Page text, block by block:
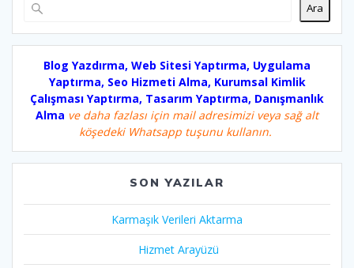
Ara
Blog Yazdırma, Web Sitesi Yaptırma, Uygulama
Yaptırma, Seo Hizmeti Alma, Kurumsal Kimlik
Çalışması Yaptırma, Tasarım Yaptırma, Danışmanlık
Alma ve daha fazlası için mail adresimizi veya sağ alt
köşedeki Whatsapp tuşunu kullanın.
SON YAZILAR
Karmaşık Verileri Aktarma
Hizmet Arayüzü